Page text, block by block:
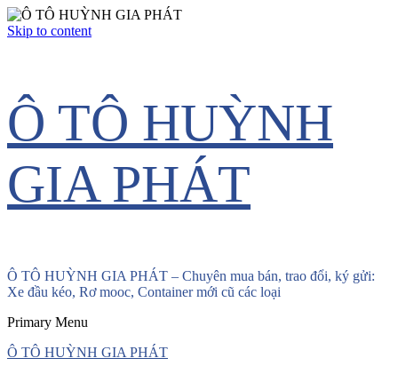
Skip to content
Ô TÔ HUỲNH
GIA PHÁT
Ô TÔ HUỲNH GIA PHÁT – Chuyên mua bán, trao đổi, ký gửi:
Xe đầu kéo, Rơ mooc, Container mới cũ các loại
Primary Menu
Ô TÔ HUỲNH GIA PHÁT